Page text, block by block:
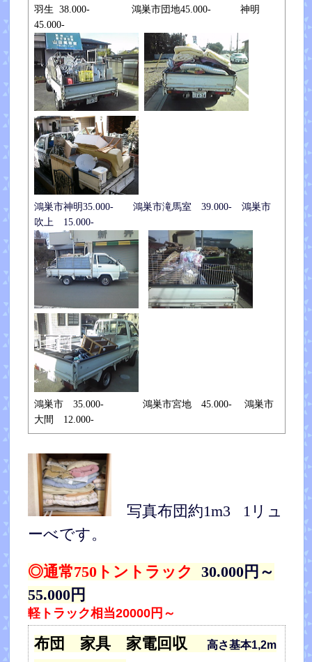
羽生 38.000- 鴻巣市団地45.000- 神明
45.000-
鴻巣市神明35.000- 鴻巣市滝馬室 39.000- 鴻巣市
吹上 15.000-
鴻巣市 35.000- 鴻巣市宮地 45.000- 鴻巣市
大間 12.000-
写真布団約1m3 1リュ
ーべです。
◎通常750トントラック
30.000円～
55.000円
軽トラック相当20000円～
布団 家具 家電回収高さ基本1,2m